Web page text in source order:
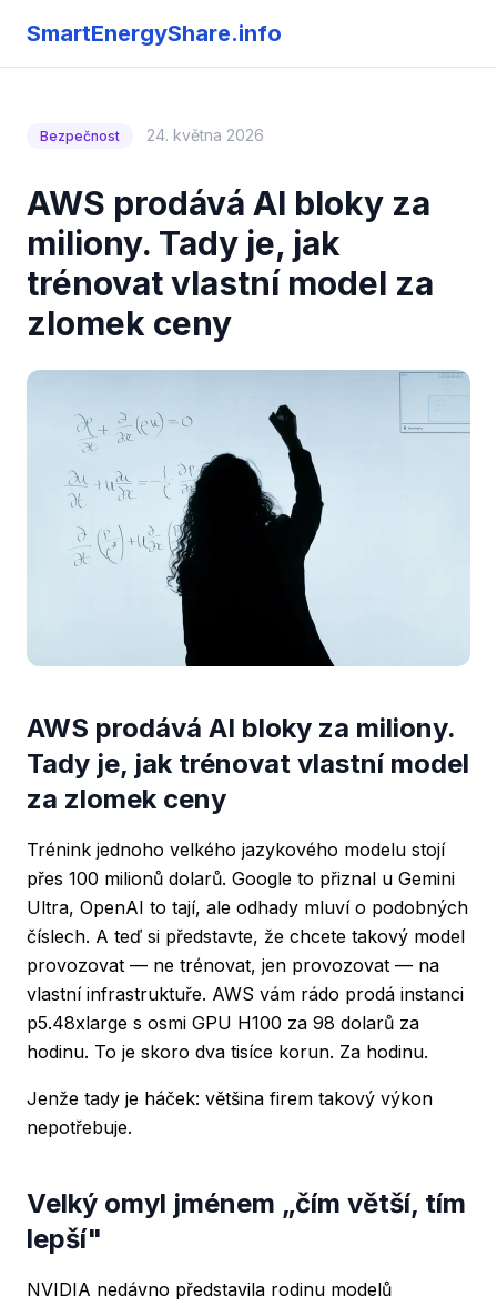
SmartEnergyShare.info
Bezpečnost 24. května 2026
AWS prodává AI bloky za
miliony. Tady je, jak
trénovat vlastní model za
zlomek ceny
AWS prodává AI bloky za miliony.
Tady je, jak trénovat vlastní model
za zlomek ceny
Trénink jednoho velkého jazykového modelu stojí
přes 100 milionů dolarů. Google to přiznal u Gemini
Ultra, OpenAI to tají, ale odhady mluví o podobných
číslech. A teď si představte, že chcete takový model
provozovat — ne trénovat, jen provozovat — na
vlastní infrastruktuře. AWS vám rádo prodá instanci
p5.48xlarge s osmi GPU H100 za 98 dolarů za
hodinu. To je skoro dva tisíce korun. Za hodinu.
Jenže tady je háček: většina firem takový výkon
nepotřebuje.
Velký omyl jménem „čím větší, tím
lepší"
NVIDIA nedávno představila rodinu modelů